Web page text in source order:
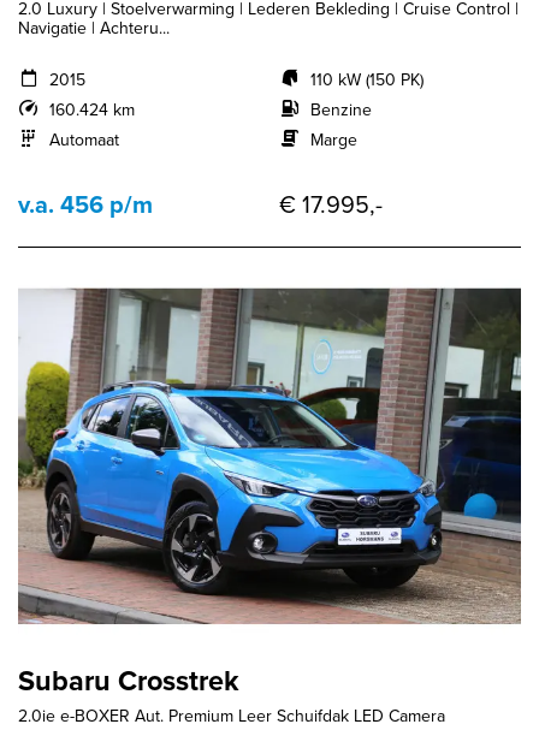
2.0 Luxury | Stoelverwarming | Lederen Bekleding | Cruise Control |
Navigatie | Achteru...
2015
160.424 km
Automaat
110 kW (150 PK)
Benzine
Marge
v.a. 456 p/m € 17.995,-
Subaru Crosstrek
2.0ie e-BOXER Aut. Premium Leer Schuifdak LED Camera